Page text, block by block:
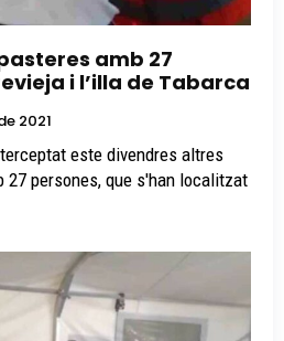
amb 27
i l’illa de Tabarca
2021
este divendres altres
27 persones, que s'han localitzat